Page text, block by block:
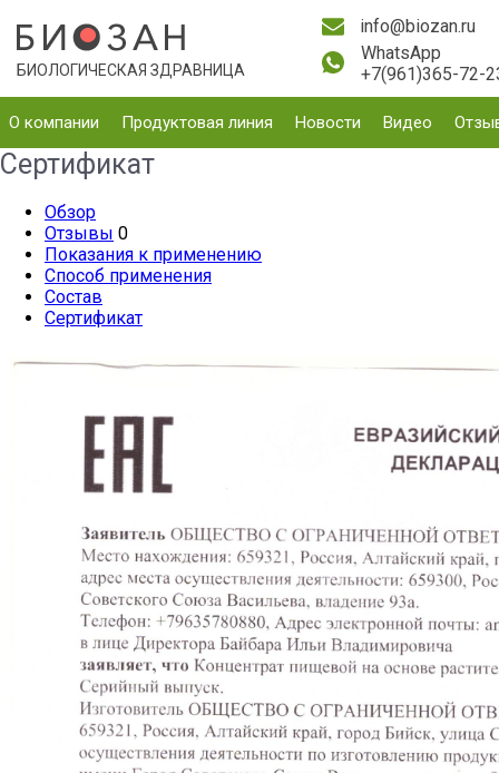
БИОЛОГИЧЕСКАЯ ЗДРАВНИЦА
info@biozan.ru
WhatsApp
+7(961)365-72-
О компании Продуктовая линия Новости Видео
Сертификат
Обзор
Отзывы 0
Показания к применению
Способ применения
Состав
Сертификат